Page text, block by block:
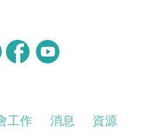
工作 消息 資源